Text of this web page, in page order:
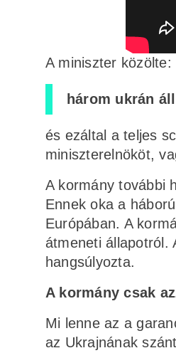
A miniszter
három ukrán
és ezáltal a teljes
miniszterelnököt,
A kormány további
Ennek oka a
Európában. A
átmeneti állapotról.
hangsúlyozta.
A kormány csak
Mi lenne az a
az Ukrajnának